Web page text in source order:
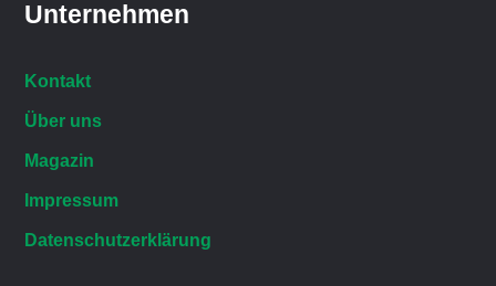
Unternehmen
Kontakt
Über uns
Magazin
Impressum
Datenschutzerklärung